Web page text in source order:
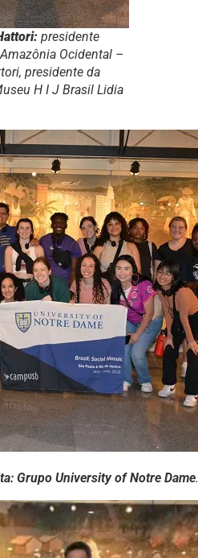
presidente
Ocidental –
presidente da
H I J Brasil Lidia
Grupo University of Notre Dame.